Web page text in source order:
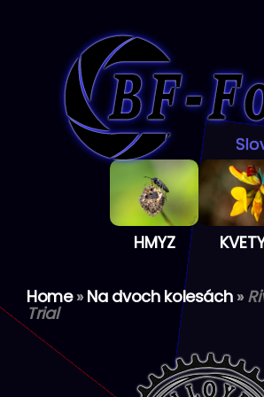
HMYZ
Home» Na dvoch kolesách»
Trial
Preskočiť